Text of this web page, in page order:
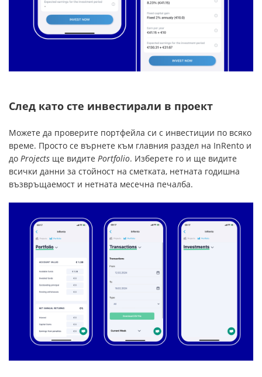
След като сте инвестирали в проект
Можете да проверите портфейла си с инвестиции по всяко
време. Просто се върнете към главния раздел на InRento и
до Projects ще видите Portfolio. Изберете го и ще видите
всички данни за стойност на сметката, нетната годишна
възвръщаемост и нетната месечна печалба.